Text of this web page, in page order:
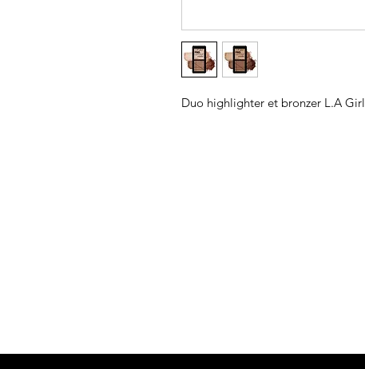
Duo highlighter et bronzer L.A Girl